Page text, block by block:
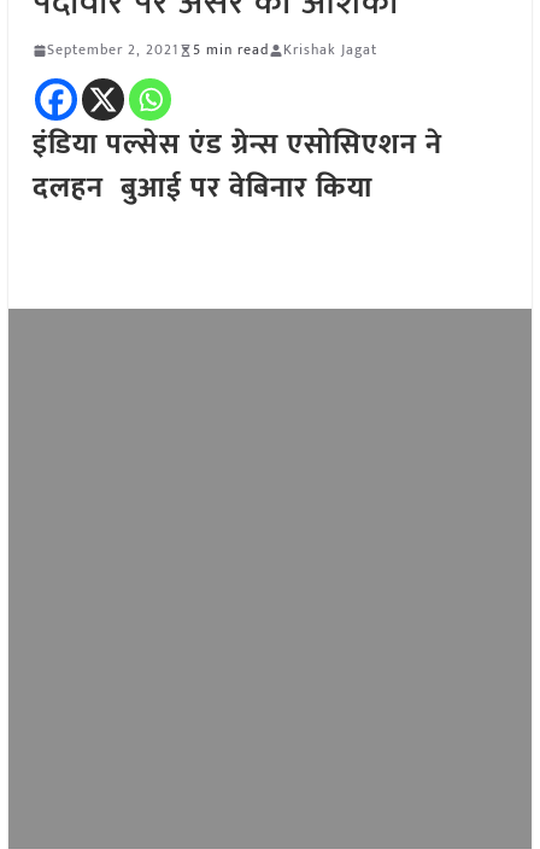
September 2, 2021 5 min read Krishak Jagat
इंडिया पल्सेस एंड ग्रेन्स एसोसिएशन ने
दलहन बुआई पर वेबिनार किया